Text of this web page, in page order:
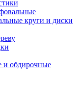
круги и диски
обдирочные